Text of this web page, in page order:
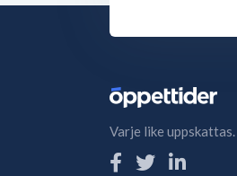
Varje like uppskattas.